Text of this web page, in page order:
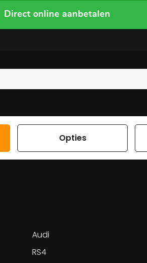
Direct online aanbetalen
Opties
Audi
RS4